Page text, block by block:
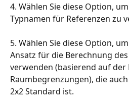
4. Wählen Sie diese Option,
Typnamen für Referenzen zu
5. Wählen Sie diese Option,
Ansatz für die Berechnung
verwenden (basierend auf der
Raumbegrenzungen), die
2x2 Standard ist.